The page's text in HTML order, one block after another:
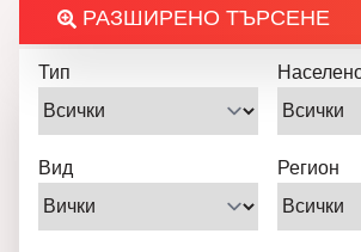
РАЗШИРЕНО ТЪРСЕНЕ
Тип
Вид Регион